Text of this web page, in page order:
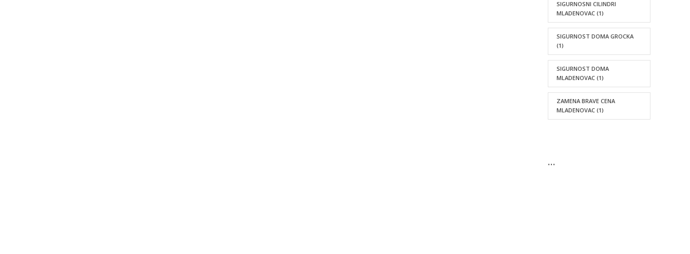
SIGURNOSNI CILINDRI
MLADENOVAC (1)
SIGURNOST DOMA GROCKA
(1)
SIGURNOST DOMA
MLADENOVAC (1)
ZAMENA BRAVE CENA
MLADENOVAC (1)
…